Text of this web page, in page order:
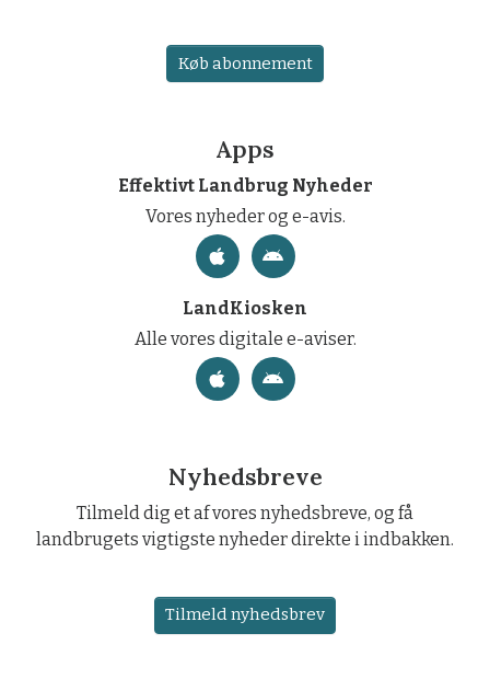
Køb abonnement
Apps
Effektivt Landbrug Nyheder
Vores nyheder og e-avis.
LandKiosken
Alle vores digitale e-aviser.
Nyhedsbreve
Tilmeld dig et af vores nyhedsbreve, og få
landbrugets vigtigste nyheder direkte i indbakken.
Tilmeld nyhedsbrev